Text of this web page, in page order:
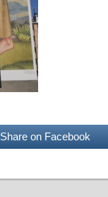
Share on Facebook